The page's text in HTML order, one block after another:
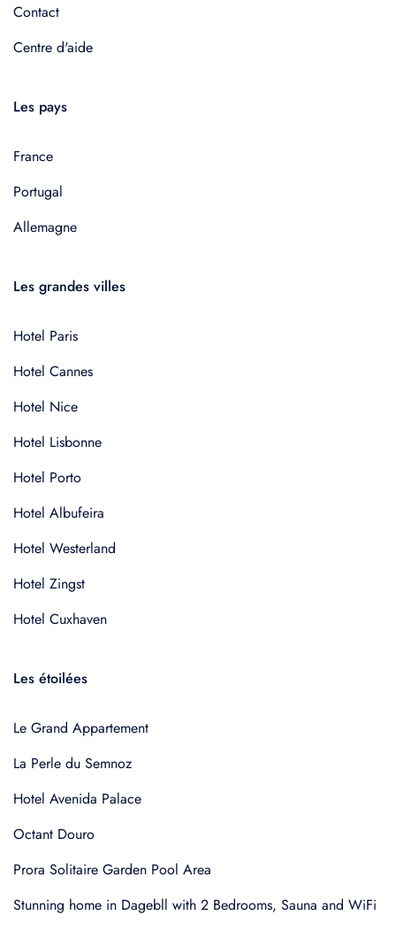
Contact
Centre d'aide
Les pays
France
Portugal
Allemagne
Les grandes villes
Hotel Paris
Hotel Cannes
Hotel Nice
Hotel Lisbonne
Hotel Porto
Hotel Albufeira
Hotel Westerland
Hotel Zingst
Hotel Cuxhaven
Les étoilées
Le Grand Appartement
La Perle du Semnoz
Hotel Avenida Palace
Octant Douro
Prora Solitaire Garden Pool Area
Stunning home in Dagebll with 2 Bedrooms, Sauna and WiFi